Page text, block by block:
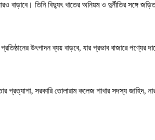
তিনি বিদ্যুৎ খাতের অনিয়ম ও দুর্নীতির সঙ্গে
উৎপাদন ব্যয় বাড়বে, যার প্রভাব বাজারে পণ্যের
সরকারি তোলারাম কলেজ শাখার সদস্য জাহিদ,